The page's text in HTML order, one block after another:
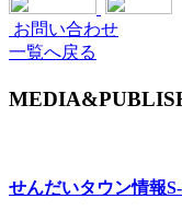
お問い合わせ
一覧へ戻る
せんだいタウン情報